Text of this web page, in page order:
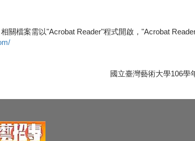
關檔案需以"Acrobat Reader"程式開啟，"Acrobat
國立臺灣藝術大學106學